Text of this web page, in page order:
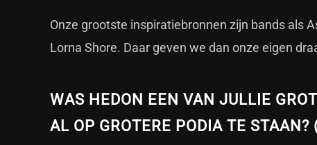
Onze grootste inspiratiebronnen zijn bands als
Lorna Shore. Daar geven we dan onze eigen
WAS HEDON EEN VAN JULLIE
AL OP GROTERE PODIA TE